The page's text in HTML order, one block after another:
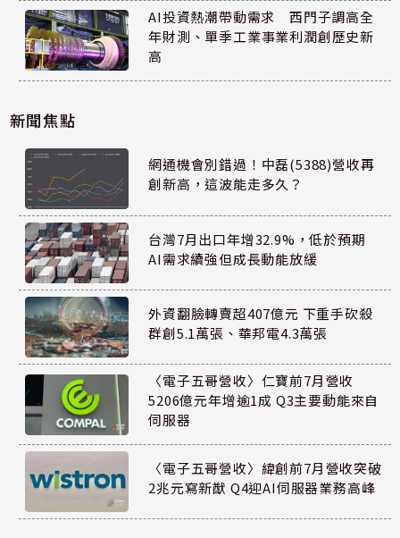
AI投資熱潮帶動需求 西門子調高全
年財測、單季工業事業利潤創歷史新
高
新聞焦點
網通機會別錯過！中磊(5388)營收再
創新高，這波能走多久？
台灣7月出口年增32.9%，低於預期
AI需求續強但成長動能放緩
外資翻臉轉賣超407億元 下重手砍殺
群創5.1萬張、華邦電4.3萬張
〈電子五哥營收〉仁寶前7月營收
5206億元年增逾1成 Q3主要動能來自
伺服器
〈電子五哥營收〉緯創前7月營收突破
2兆元寫新猷 Q4迎AI伺服器業務高峰